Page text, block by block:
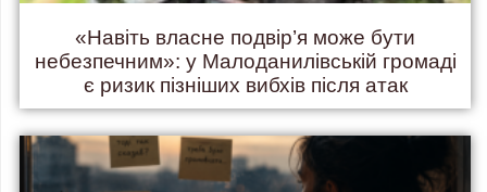
«Навіть власне подвір’я може бути
небезпечним»: у Малоданилівській громаді
є ризик пізніших вибхів після атак